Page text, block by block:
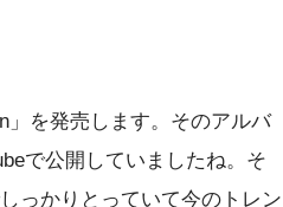
」を発売します。そのアルバ
で公開していましたね。そ
っかりとっていて今のトレン